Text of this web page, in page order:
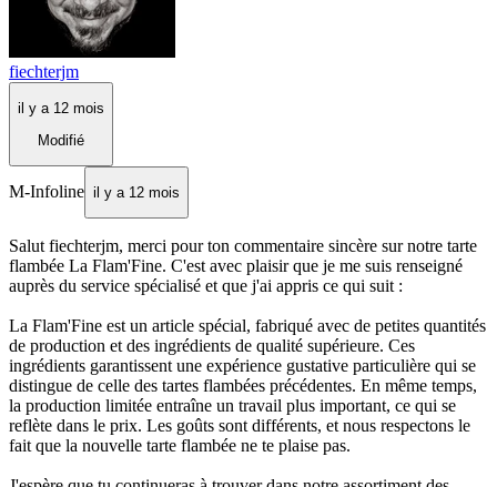
fiechterjm
il y a 12 mois
Modifié
M-Infoline il y a 12 mois
Salut fiechterjm, merci pour ton commentaire sincère sur notre tarte
flambée La Flam'Fine. C'est avec plaisir que je me suis renseigné
auprès du service spécialisé et que j'ai appris ce qui suit :
La Flam'Fine est un article spécial, fabriqué avec de petites quantités
de production et des ingrédients de qualité supérieure. Ces
ingrédients garantissent une expérience gustative particulière qui se
distingue de celle des tartes flambées précédentes. En même temps,
la production limitée entraîne un travail plus important, ce qui se
reflète dans le prix. Les goûts sont différents, et nous respectons le
fait que la nouvelle tarte flambée ne te plaise pas.